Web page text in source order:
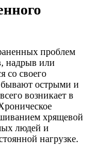
проблем
надрыв или
со своего
острыми и
возникает в
хрящевой
людей и
нагрузке.